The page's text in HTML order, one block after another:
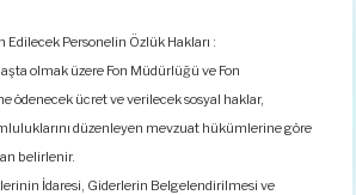
Edilecek Personelin Özlük Hakları :
olmak üzere Fon Müdürlüğü ve Fon
ödenecek ücret ve verilecek sosyal haklar,
düzenleyen mevzuat hükümlerine göre
belirlenir.
İdaresi, Giderlerin Belgelendirilmesi ve